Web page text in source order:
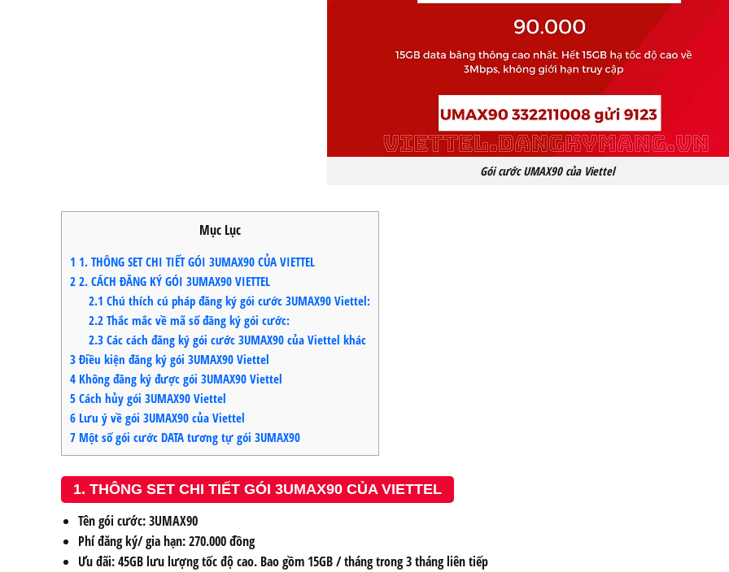
Gói cước UMAX90 của Viettel
Mục Lục
1 1. THÔNG SET CHI TIẾT GÓI 3UMAX90 CỦA VIETTEL
2 2. CÁCH ĐĂNG KÝ GÓI 3UMAX90 VIETTEL
2.1 Chú thích cú pháp đăng ký gói cước 3UMAX90 Viettel:
2.2Thắc mắc về mã số đăng ký gói cước:
2.3Các cách đăng ký gói cước 3UMAX90 của Viettel khác
3 Điều kiện đăng ký gói 3UMAX90 Viettel
4 Không đăng ký được gói 3UMAX90 Viettel
5 Cách hủy gói 3UMAX90 Viettel
6 Lưu ý về gói 3UMAX90 của Viettel
7 Một số gói cước DATA tương tự gói 3UMAX90
1. THÔNG SET CHI TIẾT GÓI 3UMAX90 CỦA VIETTEL
Tên gói cước: 3UMAX90
Phí đăng ký/ gia hạn: 270.000 đồng
Ưu đãi: 45GB lưu lượng tốc độ cao. Bao gồm 15GB / tháng trong 3 tháng liên tiếp